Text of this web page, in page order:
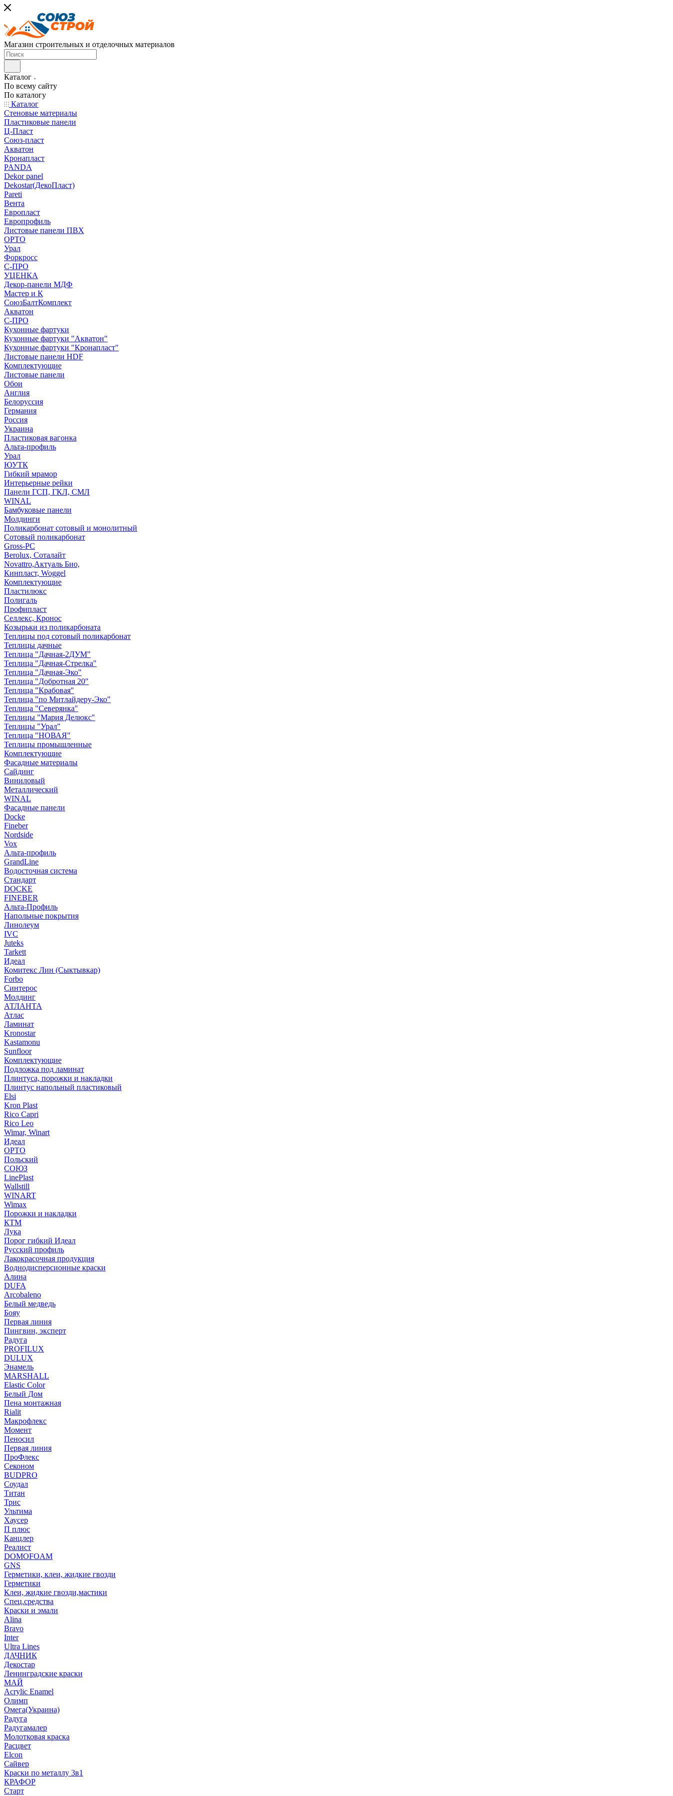
Магазин строительных и отделочных материалов
Каталог
По всему сайту
По каталогу
Каталог
Стеновые материалы
Пластиковые панели
Ц-Пласт
Союз-пласт
Акватон
Кронапласт
PANDA
Dekor panel
Dekostar(ДекоПласт)
Pareti
Вента
Европласт
Европрофиль
Листовые панели ПВХ
ОРТО
Урал
Форкросс
С-ПРО
УЦЕНКА
Декор-панели МДФ
Мастер и К
СоюзБалтКомплект
Акватон
С-ПРО
Кухонные фартуки
Кухонные фартуки "Акватон"
Кухонные фартуки "Кронапласт"
Листовые панели HDF
Комплектующие
Листовые панели
Обои
Англия
Белоруссия
Германия
Россия
Украина
Пластиковая вагонка
Альта-профиль
Урал
ЮУТК
Гибкий мрамор
Интерьерные рейки
Панели ГСП, ГКЛ, СМЛ
WINAL
Бамбуковые панели
Молдинги
Поликарбонат сотовый и монолитный
Сотовый поликарбонат
Gross-PC
Berolux, Соталайт
Novattro,Актуаль Био,
Кинпласт, Woggel
Комплектующие
Пластилюкс
Полигаль
Профипласт
Селлекс, Кронос
Козырьки из поликарбоната
Теплицы под сотовый поликарбонат
Теплицы дачные
Теплица "Дачная-2ДУМ"
Теплица "Дачная-Стрелка"
Теплица "Дачная-Эко"
Теплица "Добротная 20"
Теплица "Крабовая"
Теплица "по Митлайдеру-Эко"
Теплица "Северянка"
Теплицы "Мария Делюкс"
Теплицы "Урал"
Теплица "НОВАЯ"
Теплицы промышленные
Комплектующие
Фасадные материалы
Сайдинг
Виниловый
Металлический
WINAL
Фасадные панели
Docke
Fineber
Nordside
Vox
Альта-профиль
GrandLine
Водосточная система
Стандарт
DOCKE
FINEBER
Альта-Профиль
Напольные покрытия
Линолеум
IVC
Juteks
Tarkett
Идеал
Комитекс Лин (Сыктывкар)
Forbo
Синтерос
Молдинг
АТЛАНТА
Атлас
Ламинат
Kronostar
Kastamonu
Sunfloor
Комплектующие
Подложка под ламинат
Плинтуса, порожки и накладки
Плинтус напольный пластиковый
Elsi
Kron Plast
Rico Capri
Rico Leo
Wimar, Winart
Идеал
ОРТО
Польский
СОЮЗ
LinePlast
Wallstill
WINART
Wimax
Порожки и накладки
КТМ
Лука
Порог гибкий Идеал
Русский профиль
Лакокрасочная продукция
Воднодисперсионные краски
Алина
DUFA
Arcobaleno
Белый медведь
Бояу
Первая линия
Пингвин, эксперт
Радуга
PROFILUX
DULUX
Энамель
MARSHALL
Elastic Color
Белый Дом
Пена монтажная
Rialit
Макрофлекс
Момент
Пеносил
Первая линия
ПроФлекс
Секоном
BUDPRO
Соудал
Титан
Трис
Ультима
Хаусер
П плюс
Канцлер
Реалист
DOMOFOAM
GNS
Герметики, клеи, жидкие гвозди
Герметики
Клеи, жидкие гвозди,мастики
Спец.средства
Краски и эмали
Alina
Bravo
Inter
Ultra Lines
ДАЧНИК
Декостар
Ленинградские краски
МАЙ
Acrylic Enamel
Олимп
Омега(Украина)
Радуга
Радугамалер
Молотковая краска
Расцвет
Elcon
Сайвер
Краски по металлу 3в1
КРАФОР
Старт